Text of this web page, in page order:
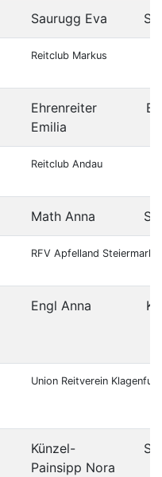
Saurugg Eva St
Reitclub Markus
Ehrenreiter
Emilia
B
Reitclub Andau
Math Anna St
RFV Apfelland Steiermark
Engl Anna K
Union Reitverein Klagenfurt
Künzel-
Painsipp Nora
St